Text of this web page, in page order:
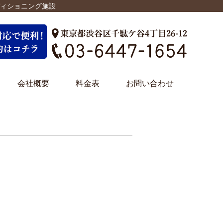
ショニング施設
会社概要 料金表 お問い合わせ